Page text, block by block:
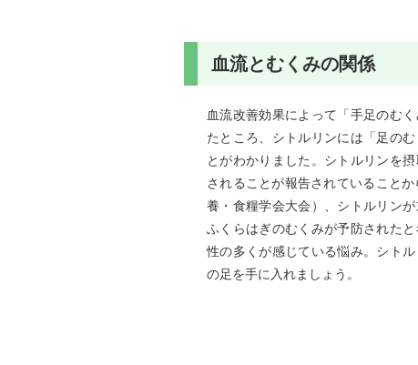
血流とむくみの関係
血流改善効果によって「手足のむ
たところ、シトルリンには「足の
とがわかりました。シトルリンを
されることが報告されていること
養・食糧学会大会）、シトルリン
ふくらはぎのむくみが予防された
性の多くが感じている悩み。シト
の足を手に入れましょう。